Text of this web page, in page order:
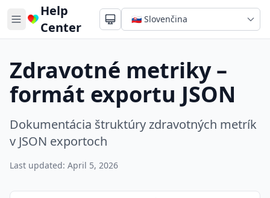
Help
Center
Zdravotné metriky –
formát exportu JSON
Dokumentácia štruktúry zdravotných metrík
v JSON exportoch
Last updated: April 5, 2026